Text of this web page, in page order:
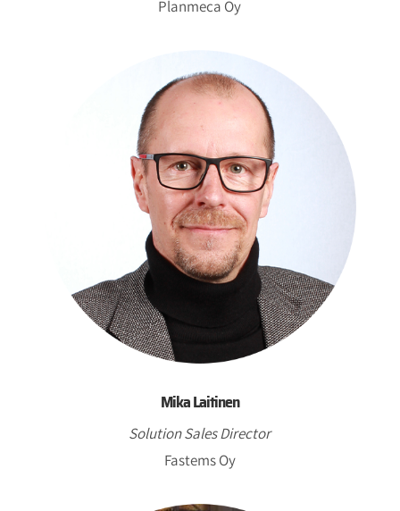
Planmeca Oy
Mika Laitinen
Solution Sales Director
Fastems Oy